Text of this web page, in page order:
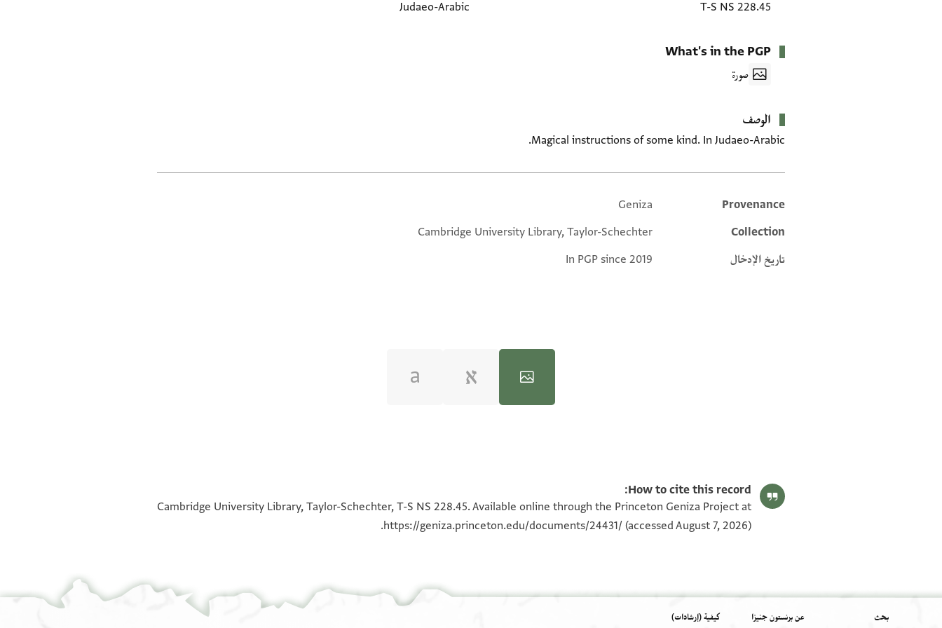
T-S NS 228.45
Judaeo-Arabic
What's in the PGP
صورة
الوصف
Magical instructions of some kind. In Judaeo-Arabic.
Additional metadata
Provenance
Geniza
Collection
Cambridge University Library, Taylor-Schechter
تاريخ الإدخال
In PGP since 2019
100%
100%
How to cite this record:
Cambridge University Library, Taylor-Schechter, T-S NS 228.45. Available online through the Princeton Geniza Project at
https://geniza.princeton.edu/documents/24431/ (accessed August 7, 2026).
بحث عن برنستون جنيزا كيفية (إرشادات)